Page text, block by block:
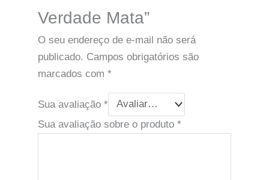
Verdade Mata”
O seu endereço de e-mail não será
publicado. Campos obrigatórios são
marcados com *
Sua avaliação *
Sua avaliação sobre o produto *